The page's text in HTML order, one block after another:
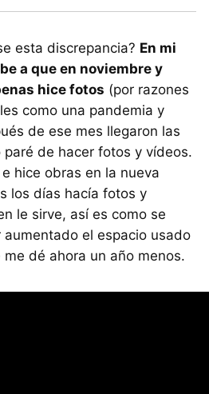
esta discrepancia? En mi
a que en noviembre y
hice fotos (por razones
como una pandemia y
de ese mes llegaron las
de hacer fotos y vídeos.
hice obras en la nueva
los días hacía fotos y
le sirve, así es como se
el espacio usado
dé ahora un año menos.